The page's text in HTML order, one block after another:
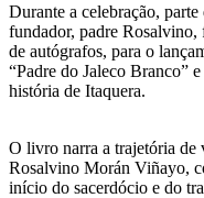
Durante a celebração,
fundador, padre Rosalvino,
de autógrafos, para o
“Padre do Jaleco Branco”
história de Itaquera.
O livro narra a trajetória de
Rosalvino Morán Viñayo,
início do sacerdócio e do